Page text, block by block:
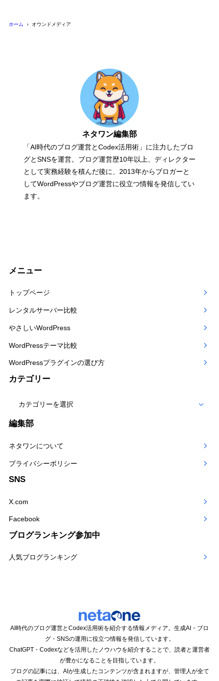
ホーム オウンドメディア
ネタワン編集部
「AI時代のブログ運営とCodex活用術」に注力したブロ
グとSNSを運営。ブログ運営歴10年以上、ディレクター
として実務経験を積んだ後に、2013年からブロガーと
してWordPressやブログ運営に役立つ情報を発信してい
ます。
メニュー
トップページ
レンタルサーバー比較
やさしいWordPress
WordPressテーマ比較
WordPressプラグインの選び方
カテゴリー
テ
リー
編集部
ネタワンについて
プライバシーポリシー
SNS
X.com
Facebook
ブログランキング参加中
人気ブログランキング
AI時代のブログ運営とCodex活用術を紹介する情報メディア。生成AI・ブロ
グ・SNSの運用に役立つ情報を発信しています。
ChatGPT・Codexなどを活用したノウハウを紹介することで、読者と運営者
が豊かになることを目指しています。
ブログの記事には、AIが生成したコンテンツが含まれますが、管理人が全て